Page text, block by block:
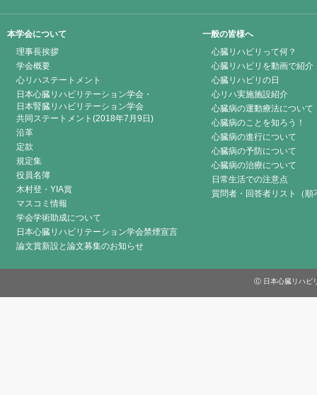
本学会について
理事長挨拶
学会概要
心リハステートメント
日本心臓リハビリテーション学会・
日本腎臓リハビリテーション学会
共同ステートメント(2018年7月9日)
沿革
定款
規定集
役員名簿
木村登・YIA賞
マスコミ情報
学会学術助成について
日本心臓リハビリテーション学会禁煙宣言
論文賞新設と論文募集のお知らせ
一般の皆様へ
心臓リハビリって何？
心臓リハビリを動画で紹介
心臓リハビリの日
心リハ実施施設紹介
心臓病の運動療法について
心臓病のことを知ろう！
心臓病の進行について
心臓病の予防について
心臓病の治療について
日常生活での注意点
質問者・回答者リスト（順
Ⓒ 日本心臓リハビ